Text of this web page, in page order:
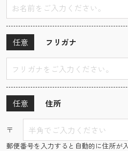
フリガナ
任意
住所
任意
〒
郵便番号を入力すると自動的に住所が